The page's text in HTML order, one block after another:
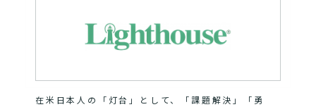
在米日本人の「灯台」として、「課題解決」「勇